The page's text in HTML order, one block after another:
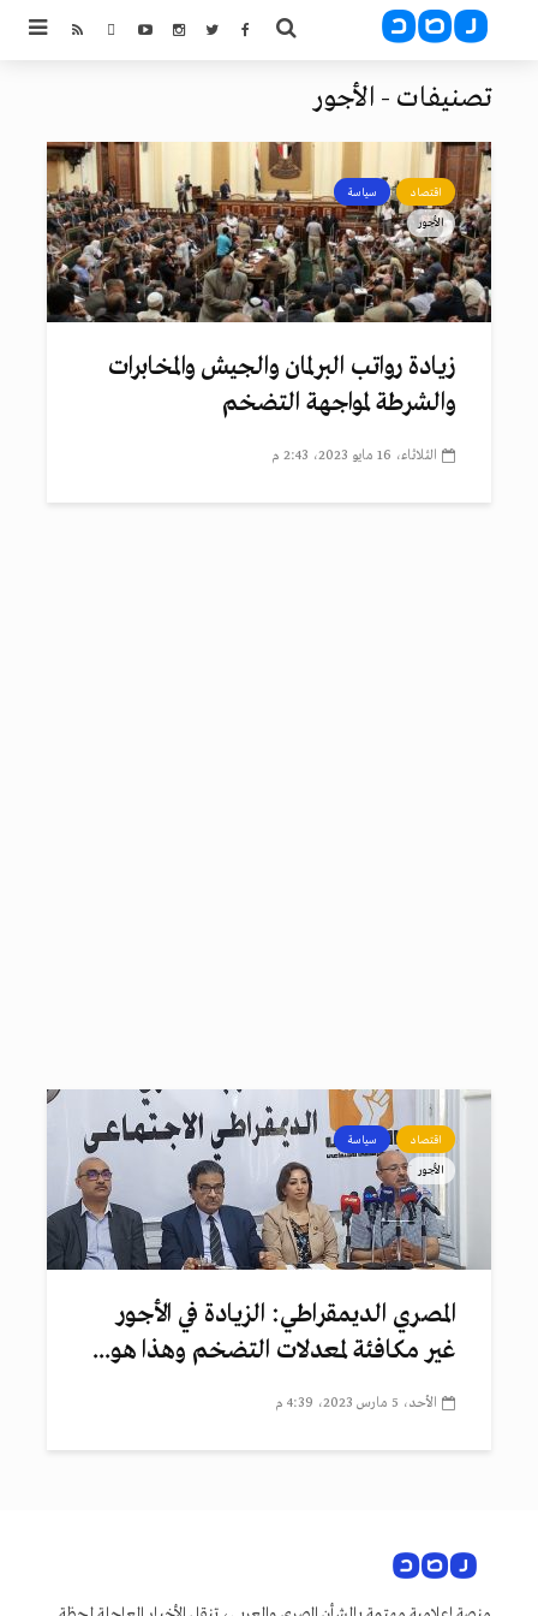
تصنيفات - الأجور
اقتصاد سياسة
الأجور
زيادة رواتب البرلمان والجيش والمخابرات
والشرطة لمواجهة التضخم
الثلاثاء، 16 مايو 2023، 2:43 م
اقتصاد سياسة
الأجور
المصري الديمقراطي: الزيادة في الأجور
غير مكافئة لمعدلات التضخم وهذا هو...
الأحد، 5 مارس 2023، 4:39 م